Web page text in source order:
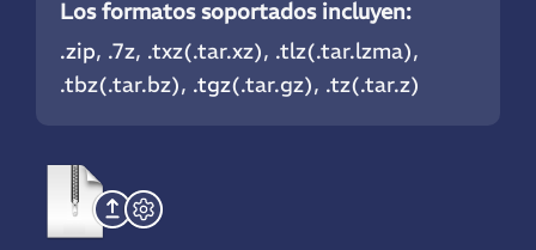
Los formatos soportados incluyen:
.zip, .7z, .txz(.tar.xz), .tlz(.tar.lzma),
.tbz(.tar.bz), .tgz(.tar.gz), .tz(.tar.z)